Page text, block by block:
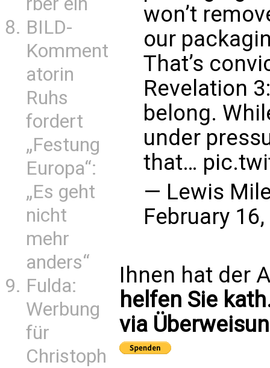
BILD-
Komment
atorin
Ruhs
fordert
„Festung
Europa“:
„Es geht
nicht
mehr
anders“
Fulda:
Werbung
für
Christoph
won’t
our
That’s
Revelation
belong.
under
that…
— Lewis
February
Ihnen hat der
helfen Sie
via